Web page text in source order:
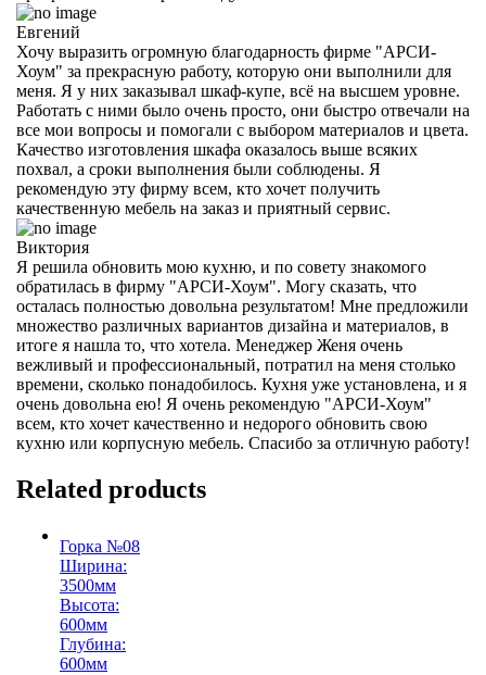
Евгений
Хочу выразить огромную благодарность фирме "АРСИ-
Хоум" за прекрасную работу, которую они выполнили для
меня. Я у них заказывал шкаф-купе, всё на высшем уровне.
Работать с ними было очень просто, они быстро отвечали на
все мои вопросы и помогали с выбором материалов и цвета.
Качество изготовления шкафа оказалось выше всяких
похвал, а сроки выполнения были соблюдены. Я
рекомендую эту фирму всем, кто хочет получить
качественную мебель на заказ и приятный сервис.
Виктория
Я решила обновить мою кухню, и по совету знакомого
обратилась в фирму "АРСИ-Хоум". Могу сказать, что
осталась полностью довольна результатом! Мне предложили
множество различных вариантов дизайна и материалов, в
итоге я нашла то, что хотела. Менеджер Женя очень
вежливый и профессиональный, потратил на меня столько
времени, сколько понадобилось. Кухня уже установлена, и я
очень довольна ею! Я очень рекомендую "АРСИ-Хоум"
всем, кто хочет качественно и недорого обновить свою
кухню или корпусную мебель. Спасибо за отличную работу!
Related products
Горка №08
Ширина:
3500мм
Высота:
600мм
Глубина:
600мм